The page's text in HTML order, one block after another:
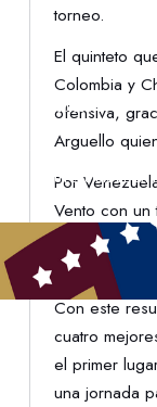
DENUNCIAS
PROTECCIÓN DE
torneo.
El quinteto
Colombia y
ofensiva,
Arguello
Por
Vento con un
Saúl
anotó en
Con este
cuatro
el primer
una jornada